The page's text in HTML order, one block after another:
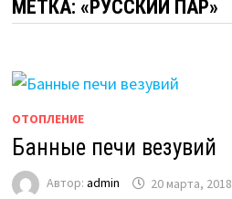
МЕТКА: «РУССКИЙ ПАР»
ОТОПЛЕНИЕ
Банные печи везувий
Автор: admin 20 марта, 2018